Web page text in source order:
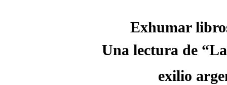
Exhumar
Una lectura de
exilio